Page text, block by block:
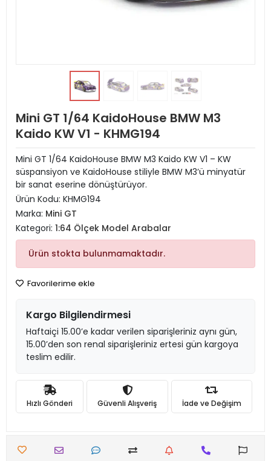
Mini GT 1/64 KaidoHouse BMW M3
Kaido KW V1 - KHMG194
Mini GT 1/64 KaidoHouse BMW M3 Kaido KW V1 – KW
süspansiyon ve KaidoHouse stiliyle BMW M3’ü minyatür
bir sanat eserine dönüştürüyor.
Ürün Kodu: KHMG194
Marka: Mini GT
Kategori: 1:64 Ölçek Model Arabalar
Ürün stokta bulunmamaktadır.
Favorilerime ekle
Kargo Bilgilendirmesi
Haftaiçi 15.00’e kadar verilen siparişleriniz aynı gün,
15.00’den son renal siparişleriniz ertesi gün kargoya
teslim edilir.
Hızlı Gönderi Güvenli Alışveriş İade ve Değişim